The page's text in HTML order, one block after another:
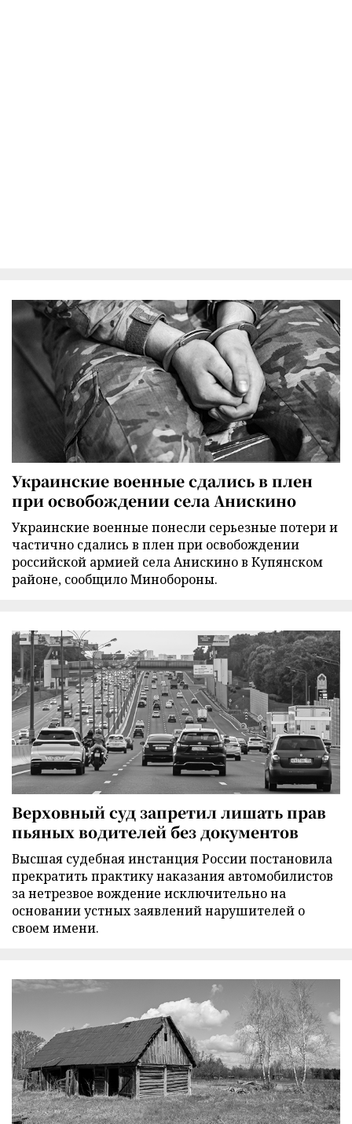
Украинские военные сдались в плен
при освобождении села Анискино
Украинские военные понесли серьезные потери и
частично сдались в плен при освобождении
российской армией села Анискино в Купянском
районе, сообщило Минобороны.
Верховный суд запретил лишать прав
пьяных водителей без документов
Высшая судебная инстанция России постановила
прекратить практику наказания автомобилистов
за нетрезвое вождение исключительно на
основании устных заявлений нарушителей о
своем имени.